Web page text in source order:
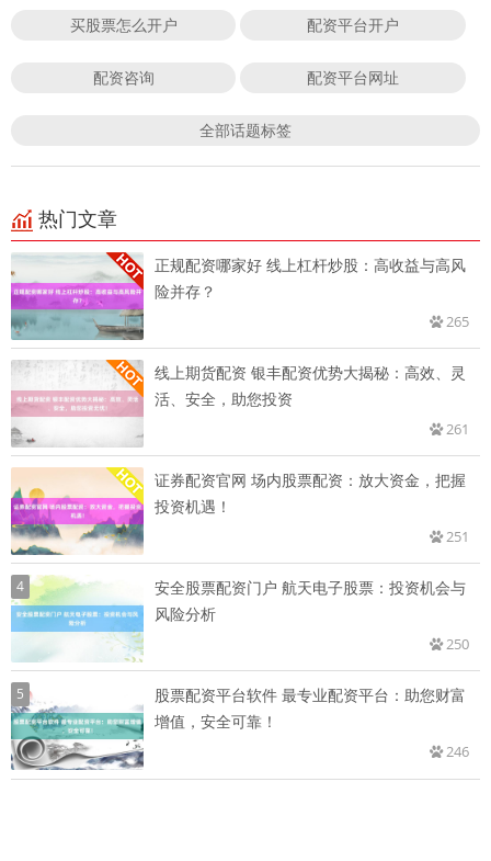
买股票怎么开户 配资平台开户
配资咨询 配资平台网址
全部话题标签
热门文章
正规配资哪家好 线上杠杆炒股：高收益与高风
险并存？
265
线上期货配资 银丰配资优势大揭秘：高效、灵
活、安全，助您投资
261
证券配资官网 场内股票配资：放大资金，把握
投资机遇！
251
4
安全股票配资门户 航天电子股票：投资机会与
风险分析
250
5
股票配资平台软件 最专业配资平台：助您财富
增值，安全可靠！
246